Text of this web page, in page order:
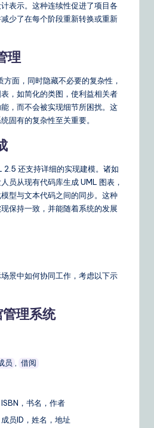
表示。这种连续性促进了项目各
少了在每个阶段重新转换或重新
理
面，同时隐藏不必要的复杂性，
，如简化的类图，使利益相关者
，而不会被实现细节所困扰。这
固有的复杂性至关重要。
2.5 还支持详细的实现建模。诸如
员从现有代码库生成 UML 图表，
型与文本代码之间的同步。这种
保持一致，并能随着系统的发展
景中如何协同工作，考虑以下示
理系统
员 , 借阅
ISBN，书名，作者
成员ID，姓名，地址